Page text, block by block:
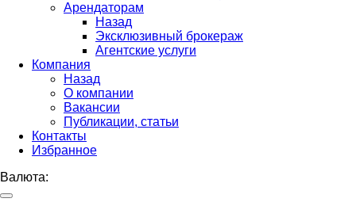
Арендаторам
Назад
Эксклюзивный брокераж
Агентские услуги
Компания
Назад
О компании
Вакансии
Публикации, статьи
Контакты
Избранное
Валюта: